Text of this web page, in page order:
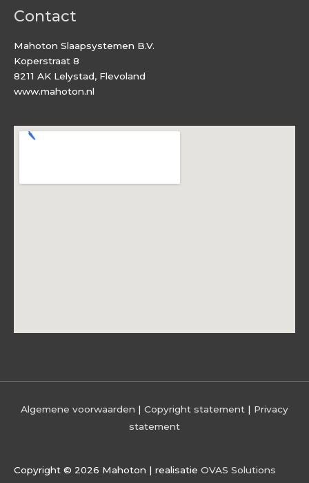
Contact
Mahoton Slaapsystemen B.V.
Koperstraat 8
8211 AK Lelystad, Flevoland
www.mahoton.nl
Algemene voorwaarden | Copyright statement | Privacy
statement
Copyright © 2026 Mahoton | realisatie OVAS Solutions